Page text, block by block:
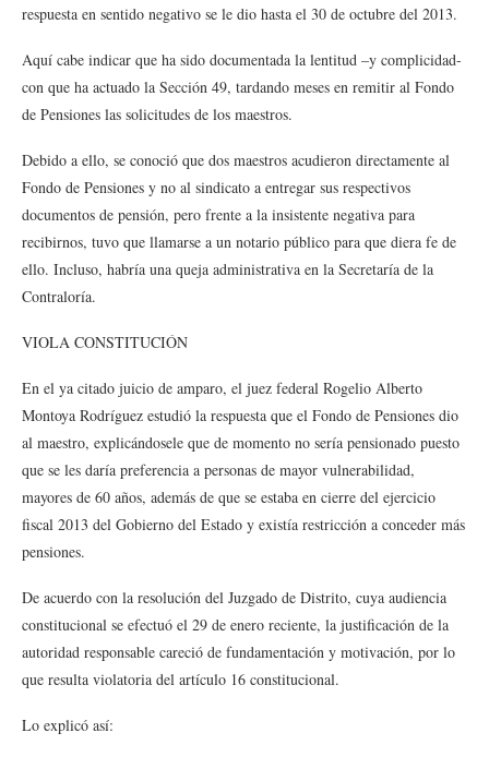
respuesta en sentido negativo se le dio hasta el 30 de octubre del 2013.
Aquí cabe indicar que ha sido documentada la lentitud –y complicidad-
con que ha actuado la Sección 49, tardando meses en remitir al Fondo
de Pensiones las solicitudes de los maestros.
Debido a ello, se conoció que dos maestros acudieron directamente al
Fondo de Pensiones y no al sindicato a entregar sus respectivos
documentos de pensión, pero frente a la insistente negativa para
recibirnos, tuvo que llamarse a un notario público para que diera fe de
ello. Incluso, habría una queja administrativa en la Secretaría de la
Contraloría.
VIOLA CONSTITUCIÓN
En el ya citado juicio de amparo, el juez federal Rogelio Alberto
Montoya Rodríguez estudió la respuesta que el Fondo de Pensiones dio
al maestro, explicándosele que de momento no sería pensionado puesto
que se les daría preferencia a personas de mayor vulnerabilidad,
mayores de 60 años, además de que se estaba en cierre del ejercicio
fiscal 2013 del Gobierno del Estado y existía restricción a conceder más
pensiones.
De acuerdo con la resolución del Juzgado de Distrito, cuya audiencia
constitucional se efectuó el 29 de enero reciente, la justificación de la
autoridad responsable careció de fundamentación y motivación, por lo
que resulta violatoria del artículo 16 constitucional.
Lo explicó así: